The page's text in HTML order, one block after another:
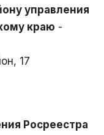
управления
краю -
17
Росреестра